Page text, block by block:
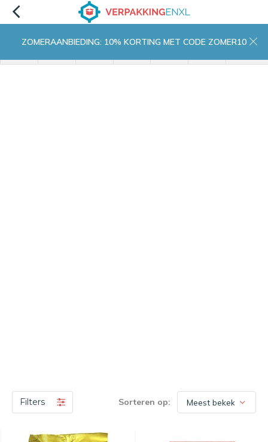
ZOMERAANBIEDING: 10% KORTING MET CODE ZOMER10
Filters Sorteren op: